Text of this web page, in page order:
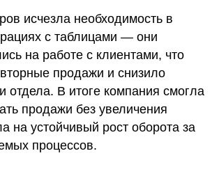
исчезла необходимость в
с таблицами — они
на работе с клиентами, что
продажи и снизило
отдела. В итоге компания смогла
продажи без увеличения
на устойчивый рост оборота за
процессов.